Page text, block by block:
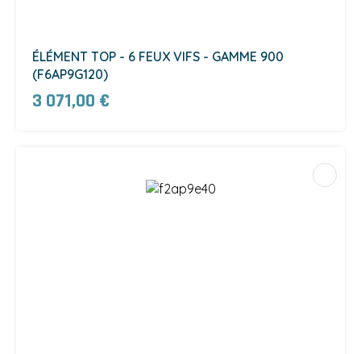
ÉLÉMENT TOP - 6 FEUX VIFS - GAMME 900
(F6AP9G120)
3 071,00 €